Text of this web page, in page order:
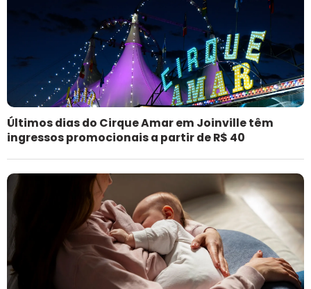
Últimos dias do Cirque Amar em Joinville têm
ingressos promocionais a partir de R$ 40